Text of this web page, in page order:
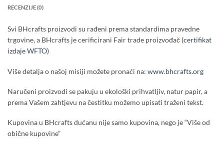
RECENZIJE (0)
Svi BHcrafts proizvodi su rađeni prema standardima pravedne
trgovine, a BHcrafts je cerificirani Fair trade proizvođač (certifikat
izdaje WFTO)
Više detalja o našoj misiji možete pronaći na: www.bhcrafts.org
Naručeni proizvodi se pakuju u ekološki prihvatljiv, natur papir, a
prema Vašem zahtjevu na čestitku možemo upisati traženi tekst.
Kupovina u BHcrafts dućanu nije samo kupovina, nego je “Više od
obične kupovine”